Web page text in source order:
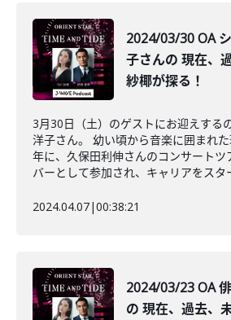
2024/03/30 OA
子さんの 現在、
紗椰が探る！
3月30日（土）のゲストにお迎えする
洋子さん。 幼い頃から音楽に囲まれ
年に、久保田利伸さんのコンサートツ
バーとして参加され、キャリアをスタ
2024.04.07|00:38:21
2024/03/23 OA
の 現在、過去、